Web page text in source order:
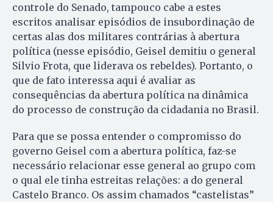
controle do Senado, tampouco cabe a estes
escritos analisar episódios de insubordinação de
certas alas dos militares contrárias à abertura
política (nesse episódio, Geisel demitiu o general
Silvio Frota, que liderava os rebeldes). Portanto, o
que de fato interessa aqui é avaliar as
consequências da abertura política na dinâmica
do processo de construção da cidadania no Brasil.
Para que se possa entender o compromisso do
governo Geisel com a abertura política, faz-se
necessário relacionar esse general ao grupo com
o qual ele tinha estreitas relações: a do general
Castelo Branco. Os assim chamados “castelistas”